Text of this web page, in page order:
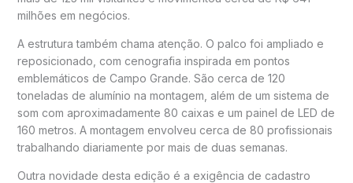
milhões em negócios.
A estrutura também chama atenção. O palco foi ampliado e
reposicionado, com cenografia inspirada em pontos
emblemáticos de Campo Grande. São cerca de 120
toneladas de alumínio na montagem, além de um sistema de
som com aproximadamente 80 caixas e um painel de LED de
160 metros. A montagem envolveu cerca de 80 profissionais
trabalhando diariamente por mais de duas semanas.
Outra novidade desta edição é a exigência de cadastro